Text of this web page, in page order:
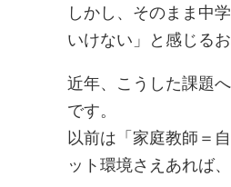
しかし、そのまま中
いけない」と感じる
近年、こうした課題
です。
以前は「家庭教師＝
ット環境さえあれば